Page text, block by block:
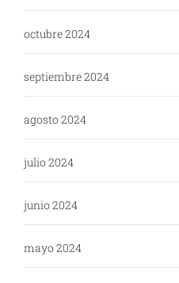
octubre 2024
septiembre 2024
agosto 2024
julio 2024
junio 2024
mayo 2024